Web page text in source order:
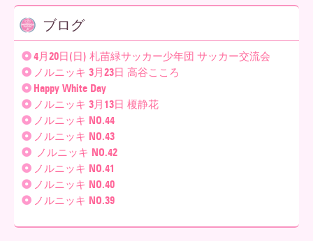
ブログ
4月20日(日) 札苗緑サッカー少年団 サッカー交流会
ノルニッキ 3月23日 高谷こころ
Happy White Day
ノルニッキ 3月13日 榎静花
ノルニッキ NO.44
ノルニッキ NO.43
ノルニッキ NO.42
ノルニッキ NO.41
ノルニッキ NO.40
ノルニッキ NO.39